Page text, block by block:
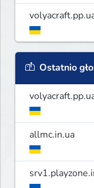
Ostatnio
allmc.in.ua